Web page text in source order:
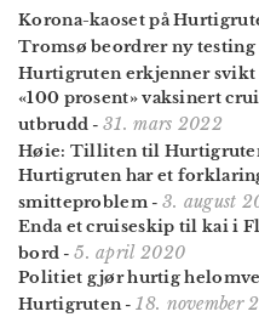
Korona-kaoset på
Tromsø beordrer ny testing
Hurtigruten erkjenner svikt
«100 prosent» vaksinert
utbrudd -31. mars 2022
Høie: Tilliten til
Hurtigruten har et
smitteproblem- 3. august
Enda et cruiseskip til kai i
bord -5. april 2020
Politiet gjør hurtig
Hurtigruten-18. november